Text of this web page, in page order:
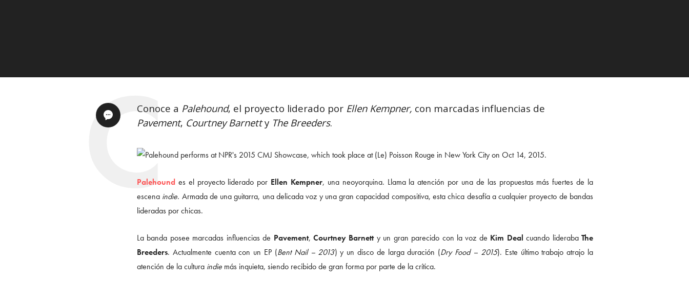
Conoce a Palehound, el proyecto liderado por Ellen Kempner, con marcadas influencias de
Pavement, Courtney Barnetty The Breeders.
Palehound es el proyecto liderado por Ellen Kempner, una neoyorquina. Llama la atención por una de las propuestas más fuertes de la
escena indie. Armada de una guitarra, una delicada voz y una gran capacidad compositiva, esta chica desafía a cualquier proyecto de bandas
lideradas por chicas.
La banda posee marcadas influencias de Pavement,Courtney Barnetty un gran parecido con la voz de Kim Dealcuando liderabaThe
Breeders. Actualmente cuenta con un EP (Bent Nail – 2013) y un disco de larga duración (Dry Food – 2015). Este último trabajo atrajo la
atención de la cultura indie más inquieta, siendo recibido de gran forma por parte de la crítica.